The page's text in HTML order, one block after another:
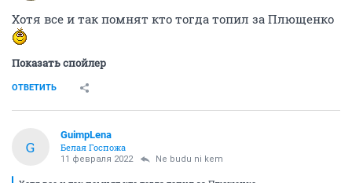
Хотя все и так помнят кто тогда топил за Плющенко
Показать спойлер
ОТВЕТИТЬ
G
GuimpLena
Белая Госпожа
11 февраля 2022 Ne budu ni kem